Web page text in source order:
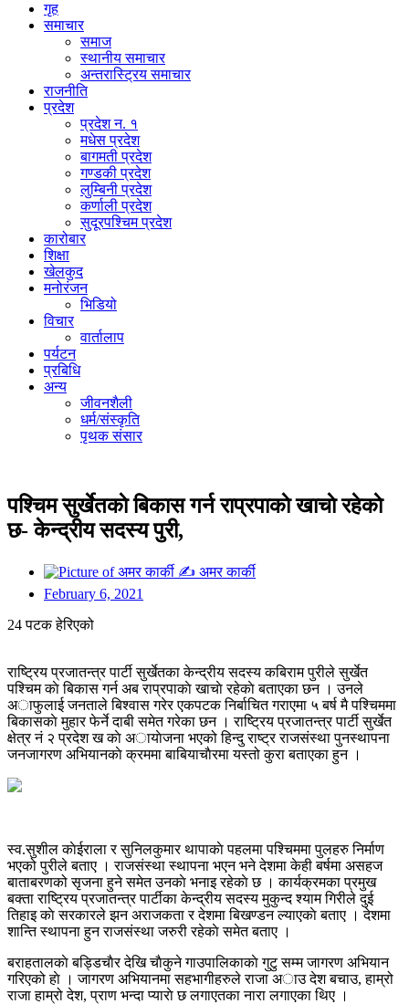
गृह
समाचार
समाज
स्थानीय समाचार
अन्तरास्ट्रिय समाचार
राजनीति
प्रदेश
प्रदेश न. १
मधेस प्रदेश
बागमती प्रदेश
गण्डकी प्रदेश
लुम्बिनी प्रदेश
कर्णाली प्रदेश
सुदूरपश्चिम प्रदेश
कारोबार
शिक्षा
खेलकुद
मनोरंजन
भिडियो
विचार
वार्तालाप
पर्यटन
प्रबिधि
अन्य
जीवनशैली
धर्म/संस्कृति
पृथक संसार
पश्चिम सुर्खेतकाे बिकास गर्न राप्रपाकाे खाचाे रहेकाे
छ- केन्द्रीय सदस्य पुरी,
✍ अमर कार्की
February 6, 2021
24 पटक हेरिएको
राष्ट्रिय प्रजातन्त्र पार्टी सुर्खेतका केन्द्रीय सदस्य कबिराम पुरीले सुर्खेत
पश्चिम काे बिकास गर्न अब राप्रपाकाे खाचाे रहेकाे बताएका छन । उनले
अाफुलाई जनताले बिश्वास गरेर एकपटक निर्बाचित गराएमा ५ बर्ष मै पश्चिममा
बिकासकाे मुहार फेर्ने दाबी समेत गरेका छन । राष्ट्रिय प्रजातन्त्र पार्टी सुर्खेत
क्षेत्र नं २ प्रदेश ख काे अायाेजना भएको हिन्दु राष्ट्र राजसंस्था पुनस्थापना
जनजागरण अभियानकाे क्रममा बाबियाचाैरमा यस्तो कुरा बताएका हुन ।
स्व.सुशील काेईराला र सुनिलकुमार थापाकाे पहलमा पश्चिममा पुलहरु निर्माण
भएको पुरीले बताए । राजसंस्था स्थापना भएन भने देशमा केही बर्षमा असहज
बाताबरणको सृजना हुने समेत उनकाे भनाइ रहेकाे छ । कार्यक्रमका प्रमुख
बक्ता राष्ट्रिय प्रजातन्त्र पार्टीका केन्द्रीय सदस्य मुकुन्द श्याम गिरीले दुई
तिहाइ काे सरकारले झन अराजकता र देशमा बिखण्डन ल्याएकाे बताए । देशमा
शान्ति स्थापना हुन राजसंस्था जरुरी रहेकाे समेत बताए ।
बराहतालकाे बड्डिचाैर देखि चाैकुने गाउपालिकाकाे गुटु सम्म जागरण अभियान
गरिएको हाे । जागरण अभियानमा सहभागीहरुले राजा अाउ देश बचाउ, हाम्रो
राजा हाम्रो देश, प्राण भन्दा प्याराे छ लगाएतका नारा लगाएका थिए ।